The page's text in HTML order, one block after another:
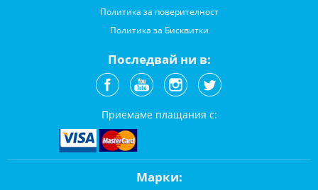
Политика за поверителност
Политика за Бисквитки
Последвай ни в:
Приемаме плащания с:
Марки: